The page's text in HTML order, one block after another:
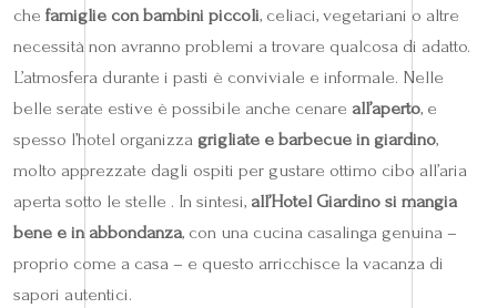
che famiglie con bambini piccoli, celiaci, vegetariani o altre
necessità non avranno problemi a trovare qualcosa di adatto.
L’atmosfera durante i pasti è conviviale e informale. Nelle
belle serate estive è possibile anche cenare all’aperto, e
spesso l’hotel organizza grigliate e barbecue in giardino,
molto apprezzate dagli ospiti per gustare ottimo cibo all’aria
aperta sotto le stelle . In sintesi, all’Hotel Giardino si mangia
bene e in abbondanza, con una cucina casalinga genuina –
proprio come a casa – e questo arricchisce la vacanza di
sapori autentici.